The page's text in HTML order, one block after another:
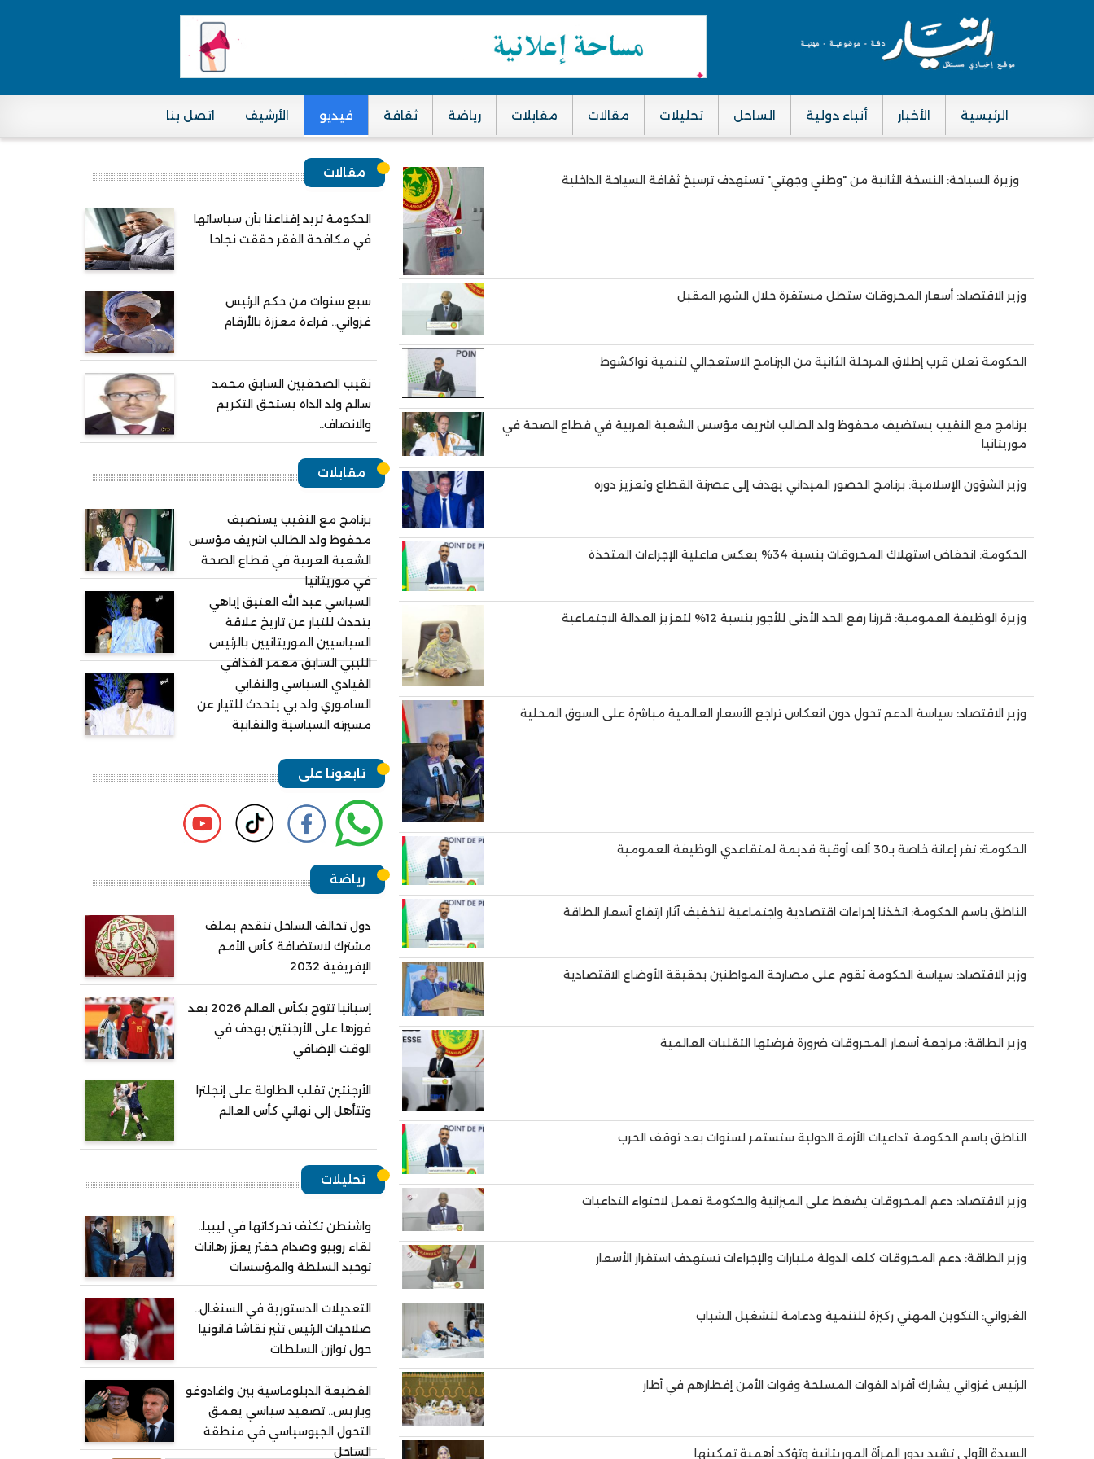
Main navigation
الرئيسية الأخبار أنباء دولية الساحل تحليلات مقالات مقابلات رياضة ثقافة فيديو الأرشيف اتصل بنا
وزيرة السياحة: النسخة الثانية من "وطني وجهتي" تستهدف ترسيخ ثقافة السياحة الداخلية
وزير الاقتصاد: أسعار المحروقات ستظل مستقرة خلال الشهر المقبل
الحكومة تعلن قرب إطلاق المرحلة الثانية من البرنامج الاستعجالي لتنمية نواكشوط
برنامج مع النقيب يستضيف محفوظ ولد الطالب اشريف مؤسس الشعبة العربية في قطاع الصحة في
موريتانيا
وزير الشؤون الإسلامية: برنامج الحضور الميداني يهدف إلى عصرنة القطاع وتعزيز دوره
الحكومة: انخفاض استهلاك المحروقات بنسبة 34% يعكس فاعلية الإجراءات المتخذة
وزيرة الوظيفة العمومية: قررنا رفع الحد الأدنى للأجور بنسبة 12% لتعزيز العدالة الاجتماعية
وزير الاقتصاد: سياسة الدعم تحول دون انعكاس تراجع الأسعار العالمية مباشرة على السوق المحلية
الحكومة: تقر إعانة خاصة بـ30 ألف أوقية قديمة لمتقاعدي الوظيفة العمومية
الناطق باسم الحكومة: اتخذنا إجراءات اقتصادية واجتماعية لتخفيف آثار ارتفاع أسعار الطاقة
وزير الاقتصاد: سياسة الحكومة تقوم على مصارحة المواطنين بحقيقة الأوضاع الاقتصادية
وزير الطاقة: مراجعة أسعار المحروقات ضرورة فرضتها التقلبات العالمية
الناطق باسم الحكومة: تداعيات الأزمة الدولية ستستمر لسنوات بعد توقف الحرب
وزير الاقتصاد: دعم المحروقات يضغط على الميزانية والحكومة تعمل لاحتواء التداعيات
وزير الطاقة: دعم المحروقات كلف الدولة مليارات والإجراءات تستهدف استقرار الأسعار
الغزواني: التكوين المهني ركيزة للتنمية ودعامة لتشغيل الشباب
الرئيس غزواني يشارك أفراد القوات المسلحة وقوات الأمن إفطارهم في أطار
السيدة الأولى تشيد بدور المرأة الموريتانية وتؤكد أهمية تمكينها
Pagination
مقالات
الحكومة تريد إقناعنا بأن سياساتها
في مكافحة الفقر حققت نجاحا
سبع سنوات من حكم الرئيس
غزواني.. قراءة معززة بالأرقام
نقيب الصحفيين السابق محمد
سالم ولد الداه يستحق التكريم
والانصاف..
مقابلات
برنامج مع النقيب يستضيف
محفوظ ولد الطالب اشريف مؤسس
الشعبة العربية في قطاع الصحة
في موريتانيا
السياسي عبد الله العتيق إياهي
يتحدث للتيار عن تاريخ علاقة
السياسيين الموريتانيين بالرئيس
الليبي السابق معمر القذافي
القيادي السياسي والنقابي
الساموري ولد بي يتحدث للتيار عن
مسيرته السياسية والنقابية
تابعونا على
رياضة
دول تحالف الساحل تتقدم بملف
مشترك لاستضافة كأس الأمم
الإفريقية 2032
إسبانيا تتوج بكأس العالم 2026 بعد
فوزها على الأرجنتين بهدف في
الوقت الإضافي
الأرجنتين تقلب الطاولة على إنجلترا
وتتأهل إلى نهائي كأس العالم
تحليلات
واشنطن تكثف تحركاتها في ليبيا..
لقاء روبيو وصدام حفتر يعزز رهانات
توحيد السلطة والمؤسسات
التعديلات الدستورية في السنغال..
صلاحيات الرئيس تثير نقاشا قانونيا
حول توازن السلطات
القطيعة الدبلوماسية بين واغادوغو
وباريس.. تصعيد سياسي يعمق
التحول الجيوسياسي في منطقة
الساحل